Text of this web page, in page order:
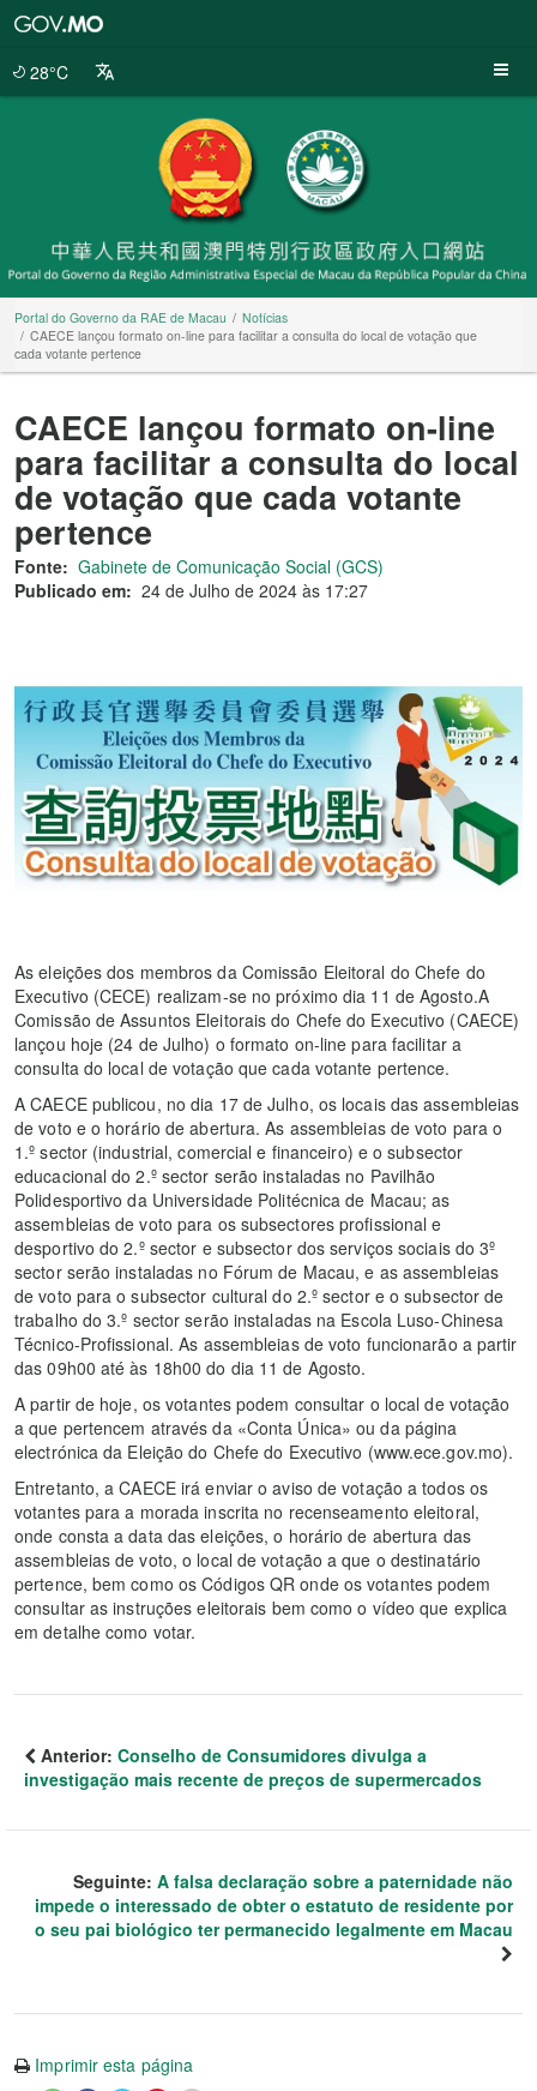
28°C
Portal do Governo da RAE de Macau
Notícias
CAECE lançou formato on-line para facilitar a consulta do local de votação que
cada votante pertence
CAECE lançou formato on-line
para facilitar a consulta do local
de votação que cada votante
pertence
Fonte: Gabinete de Comunicação Social (GCS)
Publicado em: 24 de Julho de 2024 às 17:27
As eleições dos membros da Comissão Eleitoral do Chefe do
Executivo (CECE) realizam-se no próximo dia 11 de Agosto.A
Comissão de Assuntos Eleitorais do Chefe do Executivo (CAECE)
lançou hoje (24 de Julho) o formato on-line para facilitar a
consulta do local de votação que cada votante pertence.
A CAECE publicou, no dia 17 de Julho, os locais das assembleias
de voto e o horário de abertura. As assembleias de voto para o
1.º sector (industrial, comercial e financeiro) e o subsector
educacional do 2.º sector serão instaladas no Pavilhão
Polidesportivo da Universidade Politécnica de Macau; as
assembleias de voto para os subsectores profissional e
desportivo do 2.º sector e subsector dos serviços sociais do 3º
sector serão instaladas no Fórum de Macau, e as assembleias
de voto para o subsector cultural do 2.º sector e o subsector de
trabalho do 3.º sector serão instaladas na Escola Luso-Chinesa
Técnico-Profissional. As assembleias de voto funcionarão a partir
das 09h00 até às 18h00 do dia 11 de Agosto.
A partir de hoje, os votantes podem consultar o local de votação
a que pertencem através da «Conta Única» ou da página
electrónica da Eleição do Chefe do Executivo (www.ece.gov.mo).
Entretanto, a CAECE irá enviar o aviso de votação a todos os
votantes para a morada inscrita no recenseamento eleitoral,
onde consta a data das eleições, o horário de abertura das
assembleias de voto, o local de votação a que o destinatário
pertence, bem como os Códigos QR onde os votantes podem
consultar as instruções eleitorais bem como o vídeo que explica
em detalhe como votar.
Anterior: Conselho de Consumidores divulga a
investigação mais recente de preços de supermercados
Seguinte: A falsa declaração sobre a paternidade não
impede o interessado de obter o estatuto de residente por
o seu pai biológico ter permanecido legalmente em Macau
Imprimir esta página